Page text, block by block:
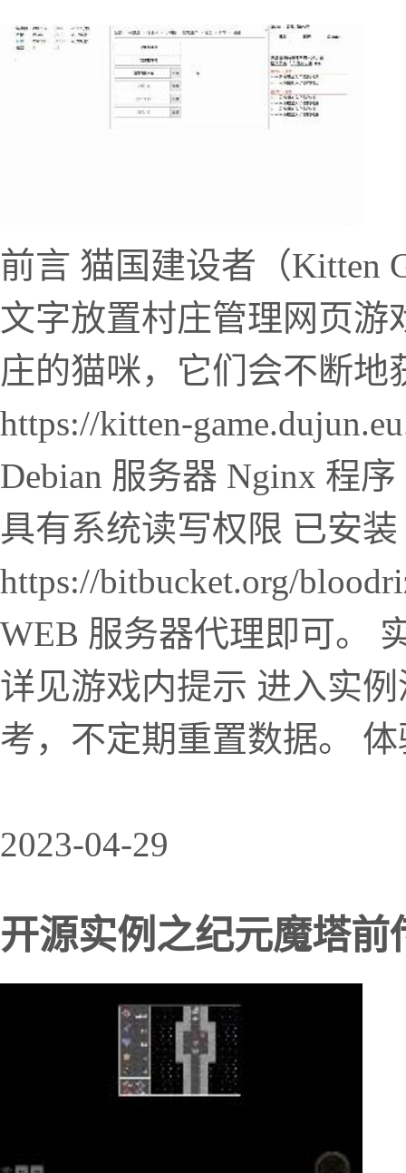
前言 猫国建设者（Kitten
文字放置村庄管理网页
庄的猫咪，它们会不断
https://kitten-
Debian 服务器 Nginx 程
具有系统读写权限 已安
https://bitbucket.org/
WEB 服务器代理即可。
详见游戏内提示 进入实
考，不定期重置数据。
2023-04-29
开源实例之纪元魔塔前